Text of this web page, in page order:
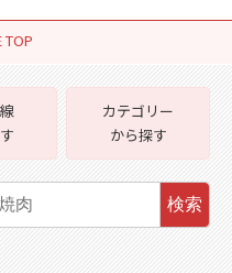
TOP
カテゴリー
から探す
検索